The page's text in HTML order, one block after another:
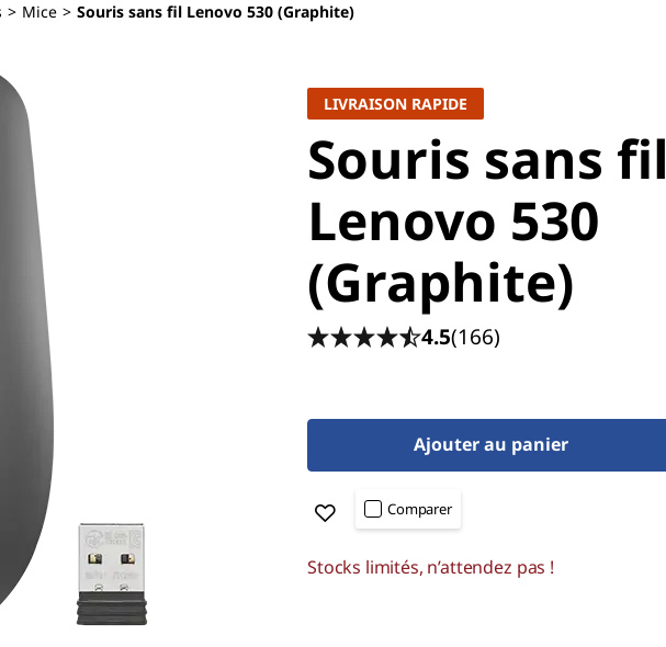
> Mice > Souris sans fil Lenovo 530 (Graphite)
LIVRAISON RAPIDE
Souris sans fil
Lenovo 530
(Graphite)
4.5(166)
Ajouter au panier
Comparer
Stocks limités, n’attendez pas !